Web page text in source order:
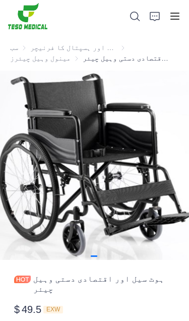
سب
ہسپتال کا فرنیچر
مینول وہیل چیئرز
مینول وہیل چیئرز
ہوٹ سیل اور اقتصادی دستی وہیل
چیئر
$49.5 EXW
مصنوعات
ہمارے بارے میں
خبریں اور تعاون کے معاملات
مینوفیکچرنگ اڈے اور عمل
حمایت